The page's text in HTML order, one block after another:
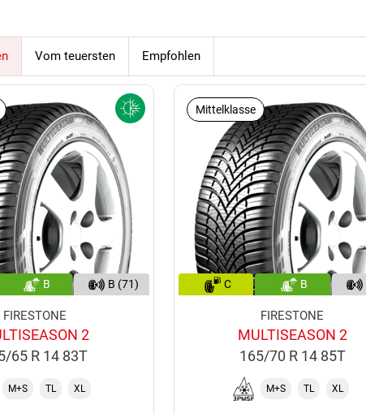
Vom teuersten Empfohlen
B B (71)
FIRESTONE
2
65 R 14 83T
M+S TL XL
Mittelklasse
C B
FIRESTONE
MULTISEASON 2
165/70 R 14 85T
M+S TL XL